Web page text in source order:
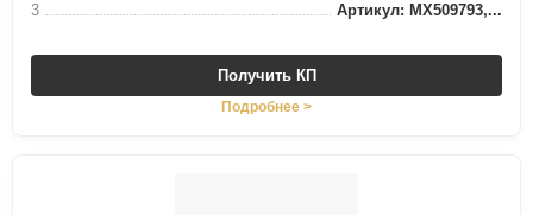
3
Артикул: MX509793,...
Получить КП
Подробнее >